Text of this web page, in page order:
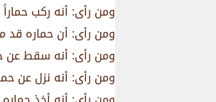
ومن رأى: أنه ركب
ومن رأى: أن حماره قد
ومن رأى: أنه سقط عن
ومن رأى: أنه نزل عن